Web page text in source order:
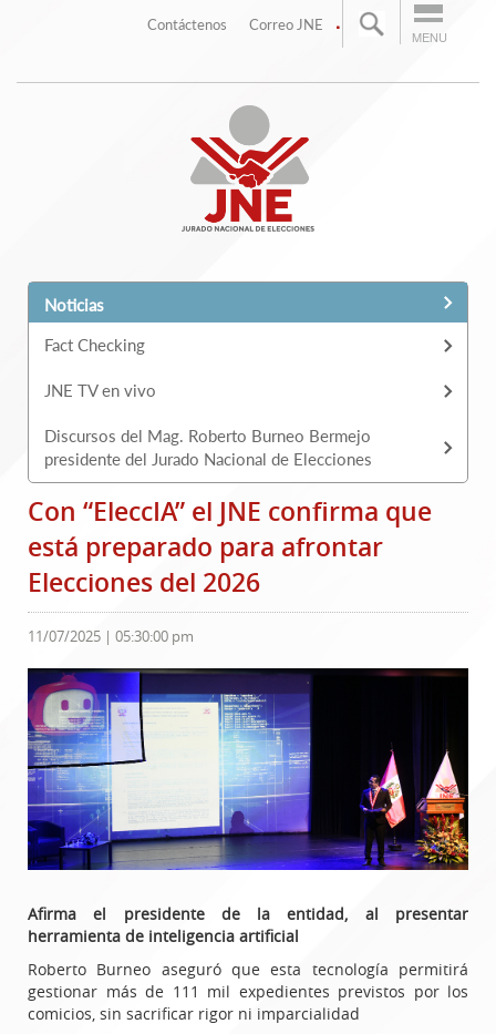
Contáctenos Correo JNE . MENU
Noticias
Fact Checking
JNE TV en vivo
Discursos del Mag. Roberto Burneo Bermejo
presidente del Jurado Nacional de Elecciones
Con “EleccIA” el JNE confirma que
está preparado para afrontar
Elecciones del 2026
11/07/2025 | 05:30:00 pm
Afirma el presidente de la entidad, al presentar
herramienta de inteligencia artificial
Roberto Burneo aseguró que esta tecnología permitirá
gestionar más de 111 mil expedientes previstos por los
comicios, sin sacrificar rigor ni imparcialidad